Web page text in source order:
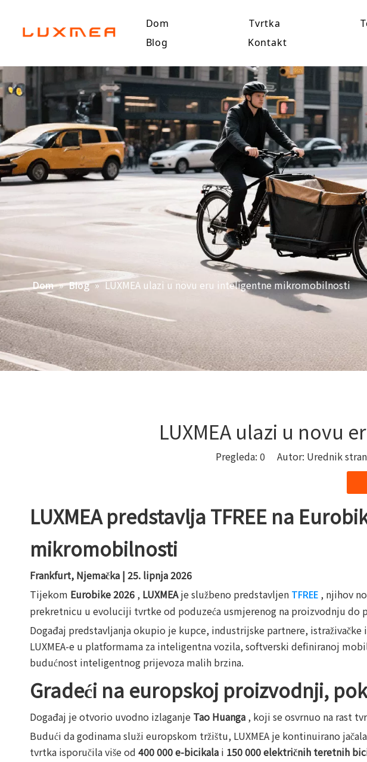
Dom Tvrtka
Blog
Kontakt
Dom » Blog » LUXMEA ulazi u novu eru inteligentne mikromobilnosti
LUXMEA ulazi u novu
Pregleda: 0 Autor: Urednik
LUXMEA predstavlja TFREE na
mikromobilnosti
Frankfurt, Njemačka | 25. lipnja 2026
Tijekom Eurobike 2026 , LUXMEAje službeno predstavljen TFREE , njihov
prekretnicu u evoluciji tvrtke od poduzeća usmjerenog na proizvodnju
Događaj predstavljanja okupio je kupce, industrijske partnere,
LUXMEA-e u platformama za inteligentna vozila, softverski definiranoj
budućnost inteligentnog prijevoza malih brzina.
Gradeći na europskoj proizvodnji,
Događaj je otvorio uvodno izlaganje Tao Huanga , koji se osvrnuo na rast
Budući da godinama služi europskom tržištu, LUXMEA je kontinuirano
tvrtka isporučila više od 400 000 e-bicikala i 150 000 električnih teretnih